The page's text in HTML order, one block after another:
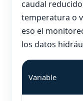
caudal
temperatura o
eso el
los datos
Variable